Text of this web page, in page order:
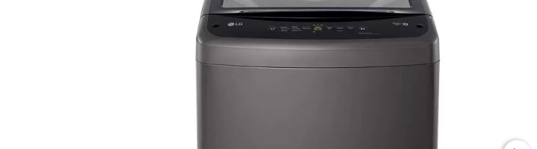
6.
nutribullet procesadores
7.
hogar
8.